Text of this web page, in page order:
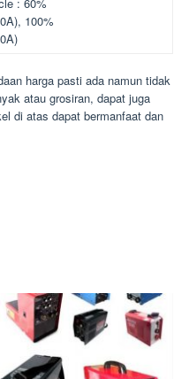
100%
harga pasti ada namun tidak
atau grosiran, dapat juga
di atas dapat bermanfaat dan